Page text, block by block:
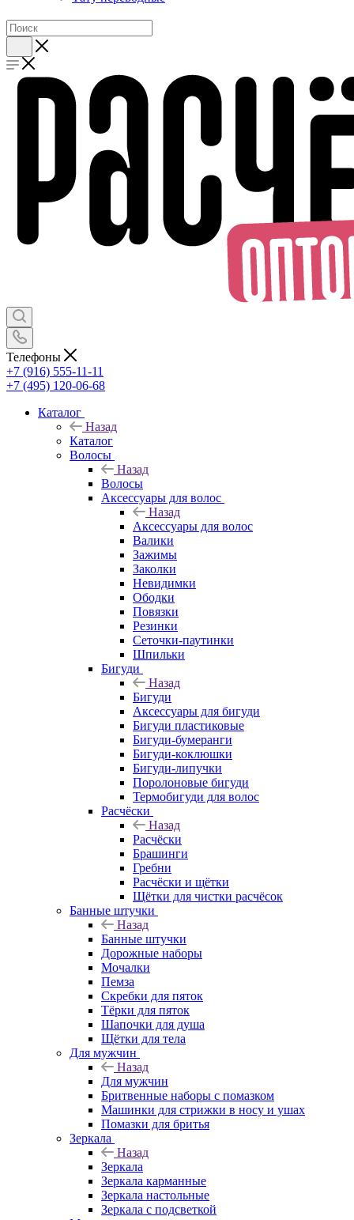
Телефоны
+7 (916) 555-11-11
+7 (495) 120-06-68
Каталог
Назад
Каталог
Волосы
Назад
Волосы
Аксессуары для волос
Назад
Аксессуары для волос
Валики
Зажимы
Заколки
Невидимки
Ободки
Повязки
Резинки
Сеточки-паутинки
Шпильки
Бигуди
Назад
Бигуди
Аксессуары для бигуди
Бигуди пластиковые
Бигуди-бумеранги
Бигуди-коклюшки
Бигуди-липучки
Поролоновые бигуди
Термобигуди для волос
Расчёски
Назад
Расчёски
Брашинги
Гребни
Расчёски и щётки
Щётки для чистки расчёсок
Банные штучки
Назад
Банные штучки
Дорожные наборы
Мочалки
Пемза
Скребки для пяток
Тёрки для пяток
Шапочки для душа
Щётки для тела
Для мужчин
Назад
Для мужчин
Бритвенные наборы с помазком
Машинки для стрижки в носу и ушах
Помазки для бритья
Зеркала
Назад
Зеркала
Зеркала карманные
Зеркала настольные
Зеркала с подсветкой